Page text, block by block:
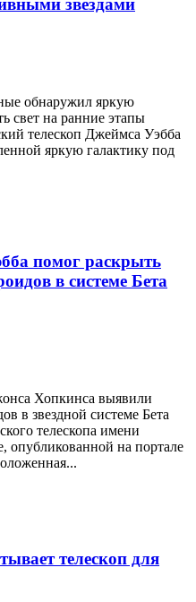
звездами
обнаружил яркую
свет на ранние этапы
телескоп Джеймса Уэбба
яркую галактику под
помог раскрыть
в системе Бета
Хопкинса выявили
в звездной системе Бета
телескопа имени
опубликованной на портале
телескоп для